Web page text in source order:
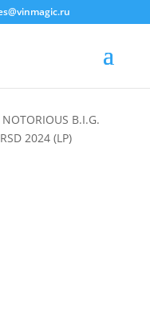
B.I.G.
2024 (LP)